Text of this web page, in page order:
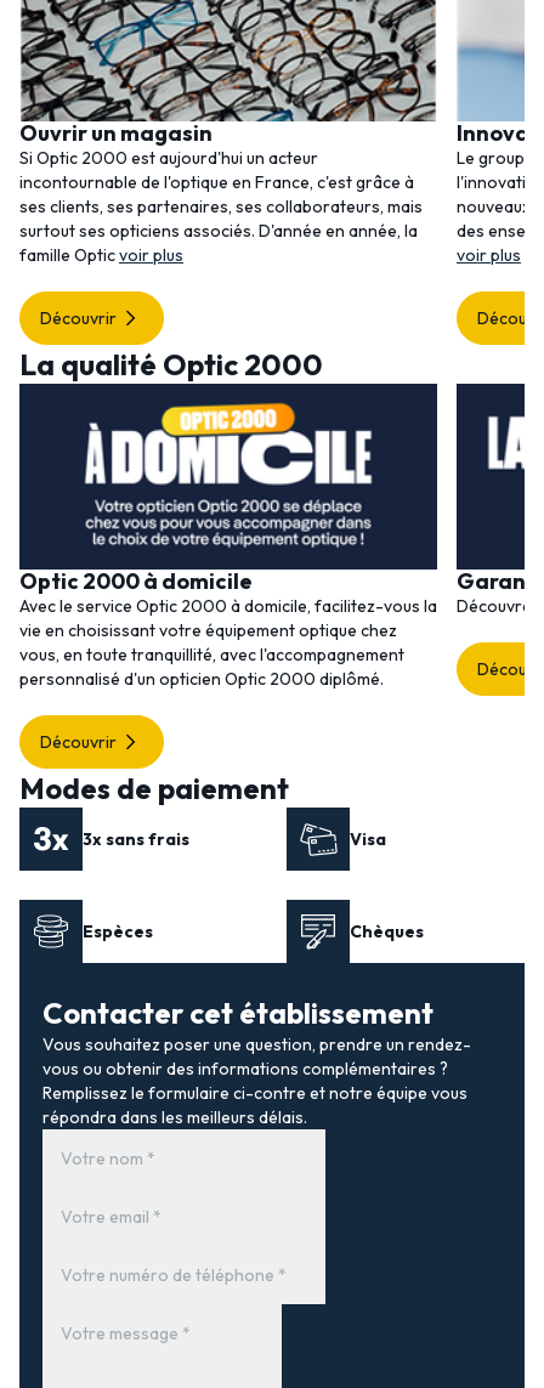
Ouvrir un magasin
Si Optic 2000 est aujourd'hui un acteur
incontournable de l'optique en France, c'est grâce à
ses clients, ses partenaires, ses collaborateurs, mais
surtout ses opticiens associés. D'année en année, la
famille Opticvoir plus
Découvrir
Le
nouveaux
des
voir plus
La qualité Optic 2000
Optic 2000 à domicile
Avec le service Optic 2000 à domicile, facilitez-vous la
vie en choisissant votre équipement optique chez
vous, en toute tranquillité, avec l'accompagnement
personnalisé d'un opticien Optic 2000 diplômé.
Découvrir
Découvrez
Modes de paiement
3x sans frais Visa
Espèces Chèques
Contacter cet établissement
Vous souhaitez poser une question, prendre un rendez-
vous ou obtenir des informations complémentaires ?
Remplissez le formulaire ci-contre et notre équipe vous
répondra dans les meilleurs délais.